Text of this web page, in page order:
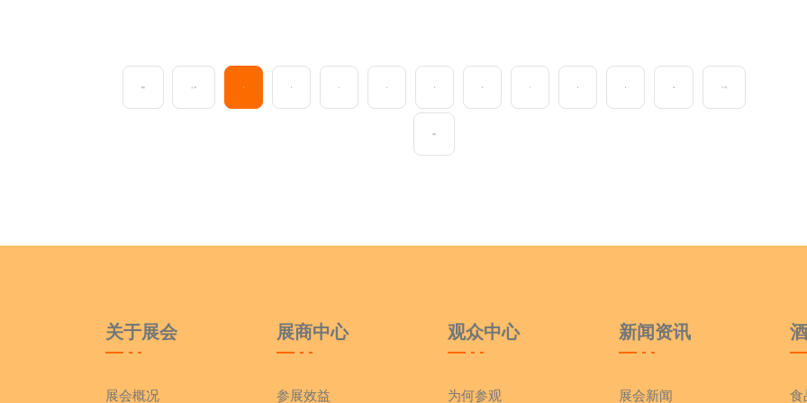
首页 上一页 1 2 3 5 6 7 8 9 10 下一页
末页
关于展会
展会概况
展商中心
参展效益
观众中心
为何参观
新闻资讯
展会新闻 食